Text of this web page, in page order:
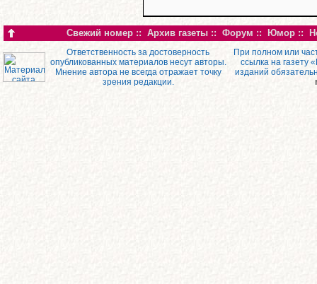
Свежий номер :: Архив газеты :: Форум :: Юмор ::
Ответственность за достоверность
опубликованных материалов несут авторы.
Мнение автора не всегда отражает точку
зрения редакции.
При полном или
ссылка на газету
изданий